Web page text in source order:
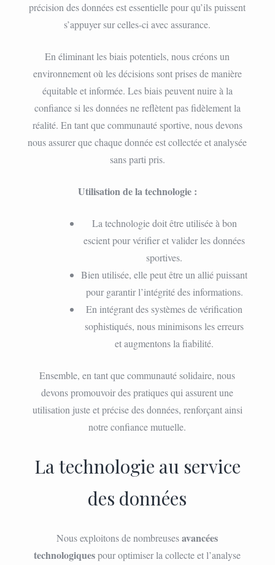
précision des données est essentielle pour qu’ils puissent
s’appuyer sur celles-ci avec assurance.
En éliminant les biais potentiels, nous créons un
environnement où les décisions sont prises de manière
équitable et informée. Les biais peuvent nuire à la
confiance si les données ne reflètent pas fidèlement la
réalité. En tant que communauté sportive, nous devons
nous assurer que chaque donnée est collectée et analysée
sans parti pris.
Utilisation de la technologie :
La technologie doit être utilisée à bon
escient pour vérifier et valider les données
sportives.
Bien utilisée, elle peut être un allié puissant
pour garantir l’intégrité des informations.
En intégrant des systèmes de vérification
sophistiqués, nous minimisons les erreurs
et augmentons la fiabilité.
Ensemble, en tant que communauté solidaire, nous
devons promouvoir des pratiques qui assurent une
utilisation juste et précise des données, renforçant ainsi
notre confiance mutuelle.
La technologie au service
des données
Nous exploitons de nombreusesavancées
technologiquespour optimiser la collecte et l’analyse